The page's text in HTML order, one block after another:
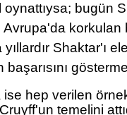
bugün
korkulan
Shaktar'ı
ise hep verilen
temelini